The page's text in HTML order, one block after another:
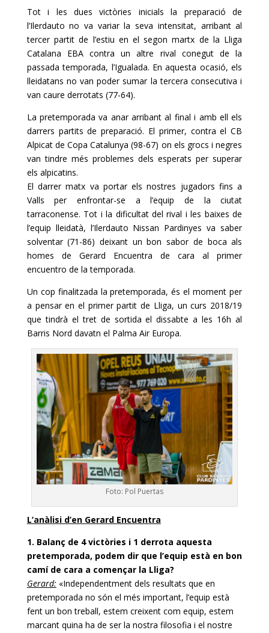
Tot i les dues victòries inicials la preparació de
l’Ilerdauto no va variar la seva intensitat, arribant al
tercer partit de l’estiu en el segon martx de la Lliga
Catalana EBA contra un altre rival conegut de la
passada temporada, l’Igualada. En aquesta ocasió, els
lleidatans no van poder sumar la tercera consecutiva i
van caure derrotats (77-64).
La pretemporada va anar arribant al final i amb ell els
darrers partits de preparació. El primer, contra el CB
Alpicat de Copa Catalunya (98-67) on els grocs i negres
van tindre més problemes dels esperats per superar
els alpicatins.
El darrer matx va portar els nostres jugadors fins a
Valls per enfrontar-se a l’equip de la ciutat
tarraconense. Tot i la dificultat del rival i les baixes de
l’equip lleidatà, l’Ilerdauto Nissan Pardinyes va saber
solventar (71-86) deixant un bon sabor de boca als
homes de Gerard Encuentra de cara al primer
encuentro de la temporada.
Un cop finalitzada la pretemporada, és el moment per
a pensar en el primer partit de Lliga, un curs 2018/19
que tindrà el tret de sortida el dissabte a les 16h al
Barris Nord davatn el Palma Air Europa.
Foto: Pol Puertas
L’anàlisi d’en Gerard Encuentra
1. Balanç de 4 victòries i 1 derrota aquesta
pretemporada, podem dir que l’equip està en bon
camí de cara a començar la Lliga?
Gerard: «Independentment dels resultats que en
pretemporada no són el més important, l’equip està
fent un bon treball, estem creixent com equip, estem
marcant quina ha de ser la nostra filosofia i el nostre